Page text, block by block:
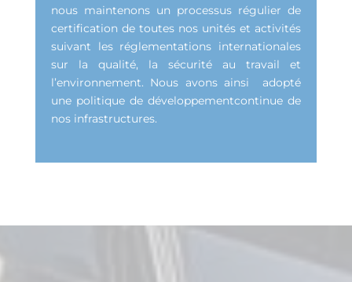
nous maintenons un processus régulier de
certification de toutes nos unités et activités
suivant les réglementations internationales
sur la qualité, la sécurité au travail et
l’environnement. Nous avons ainsi adopté
une politique de développementcontinue de
nos infrastructures.